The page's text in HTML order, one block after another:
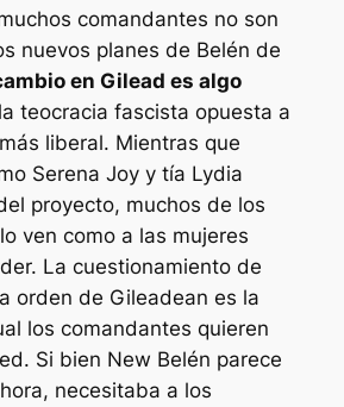
comandantes no son
nuevos planes de Belén de
en Gilead es algo
teocracia fascista opuesta a
liberal. Mientras que
Serena Joy y tía Lydia
proyecto, muchos de los
ven como a las mujeres
La cuestionamiento de
orden de Gileadean es la
los comandantes quieren
Si bien New Belén parece
necesitaba a los